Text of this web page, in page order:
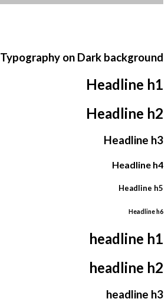
Typography on Dark background
Headline h1
Headline h2
Headline h3
Headline h4
Headline h5
Headline h6
headline h1
headline h2
headline h3